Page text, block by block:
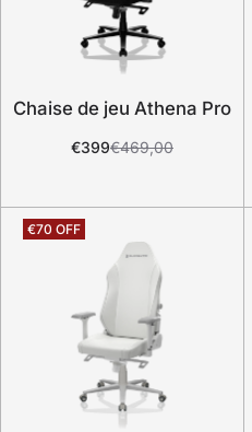
Chaise de jeu Athena Pro
€399€469,00